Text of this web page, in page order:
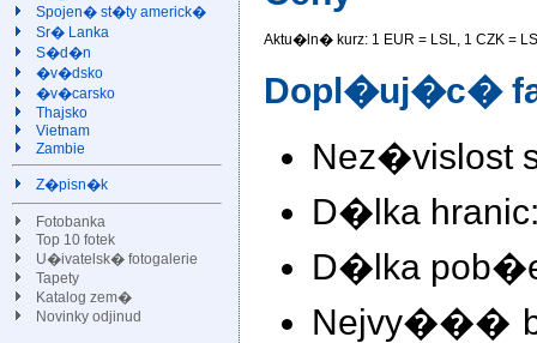
Spojen� st�ty americk�
Sr� Lanka
S�d�n
�v�dsko
�v�carsko
Thajsko
Vietnam
Zambie
Z�pisn�k
Fotobanka
Top 10 fotek
U�ivatelsk� fotogalerie
Tapety
Katalog zem�
Novinky odjinud
Aktu�ln� kurz: 1 EUR = LSL, 1 CZK =
Dopl�uj�c�
Nez�vislost
D�lka
D�lka
Nejvy���